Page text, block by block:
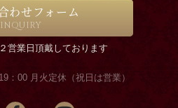
わせフォーム
INQUIRY
営業日頂戴しております
：00 月火定休（祝日は営業）